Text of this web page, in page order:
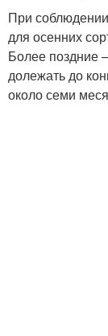
При
для осенних
Более поздние
долежать до
около семи